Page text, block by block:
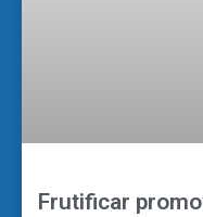
Frutificar